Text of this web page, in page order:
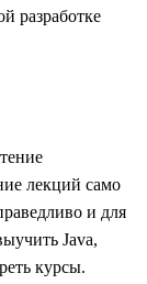
разработке
лекций само
и для
Java,
курсы.